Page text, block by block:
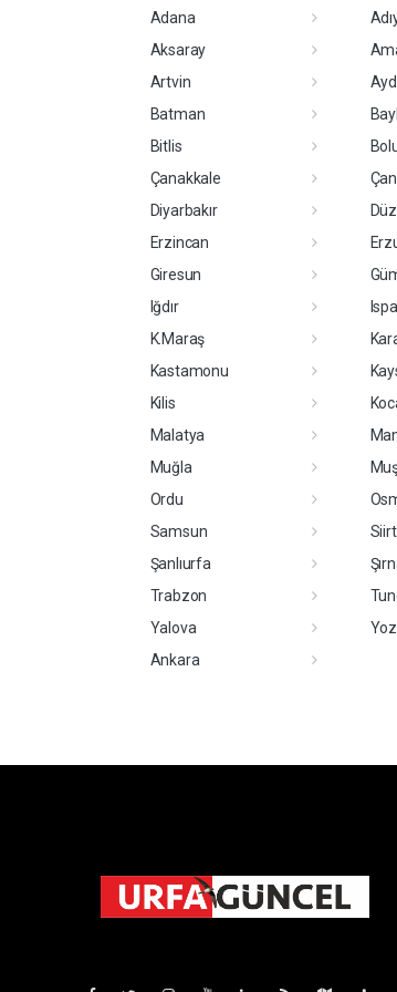
Adana
Aksaray
Artvin
Batman
Bitlis
Çanakkale
Diyarbakır
Erzincan
Giresun
Iğdır
K.Maraş
Kastamonu
Kilis
Malatya
Muğla
Ordu
Samsun
Siirt
Şanlıurfa
Trabzon
Yalova
Ankara